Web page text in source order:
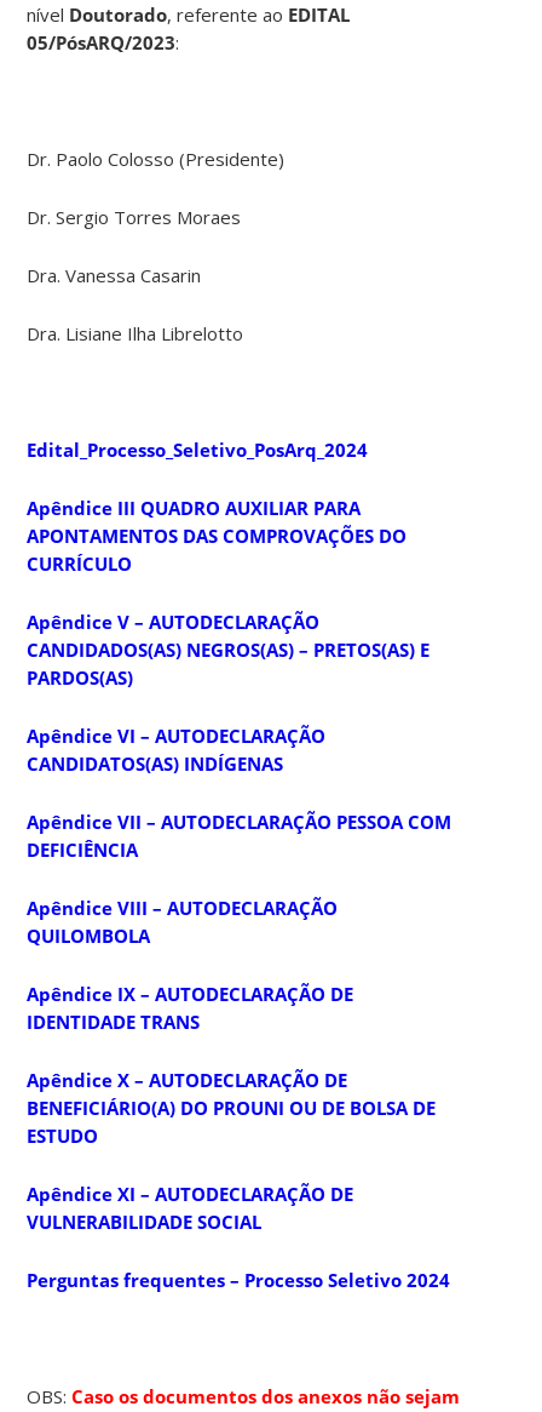
nível Doutorado, referente ao EDITAL
05/PósARQ/2023:
Dr. Paolo Colosso (Presidente)
Dr. Sergio Torres Moraes
Dra. Vanessa Casarin
Dra. Lisiane Ilha Librelotto
Edital_Processo_Seletivo_PosArq_2024
Apêndice III QUADRO AUXILIAR PARA
APONTAMENTOS DAS COMPROVAÇÕES DO
CURRÍCULO
Apêndice V – AUTODECLARAÇÃO
CANDIDADOS(AS) NEGROS(AS) – PRETOS(AS) E
PARDOS(AS)
Apêndice VI – AUTODECLARAÇÃO
CANDIDATOS(AS) INDÍGENAS
Apêndice VII – AUTODECLARAÇÃO PESSOA COM
DEFICIÊNCIA
Apêndice VIII – AUTODECLARAÇÃO
QUILOMBOLA
Apêndice IX – AUTODECLARAÇÃO DE
IDENTIDADE TRANS
Apêndice X – AUTODECLARAÇÃO DE
BENEFICIÁRIO(A) DO PROUNI OU DE BOLSA DE
ESTUDO
Apêndice XI – AUTODECLARAÇÃO DE
VULNERABILIDADE SOCIAL
Perguntas frequentes – Processo Seletivo 2024
OBS: Caso os documentos dos anexos não sejam